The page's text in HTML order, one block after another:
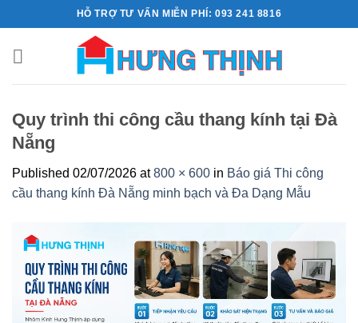
to
content
HỖ TRỢ TƯ VẤN MIỄN PHÍ: 093 241 8816
Quy trình thi công cầu thang kính tại Đà
Nẵng
Published 02/07/2026 at800 × 600 in Báo giá Thi công
cầu thang kính Đà Nẵng minh bạch và Đa Dạng Mẫu